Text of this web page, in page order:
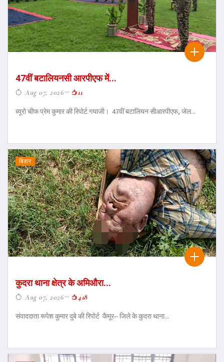
47वीं बटालियनसी आरपीएफ में...
Aug 07, 2026 11
ब्यूरो चीफ प्रेम कुमार की रिपोर्ट गयाजी। 47वीं बटालियन सीआरपीएफ, जेल...
बिहार
कुदरा थाना क्षेत्र के अमिऔरा...
Aug 07, 2026 418
संवाददाता रूपेश कुमार दुबे की रिपोर्ट कैमूर-- जिले के कुदरा थाना...